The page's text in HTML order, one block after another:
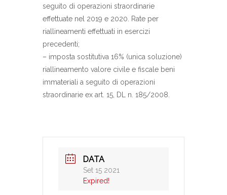
seguito di operazioni straordinarie
effettuate nel 2019 e 2020. Rate per
riallineamenti effettuati in esercizi
precedenti;
– imposta sostitutiva 16% (unica soluzione)
riallineamento valore civile e fiscale beni
immateriali a seguito di operazioni
straordinarie ex art. 15, DL n. 185/2008.
DATA
Set 15 2021
Expired!